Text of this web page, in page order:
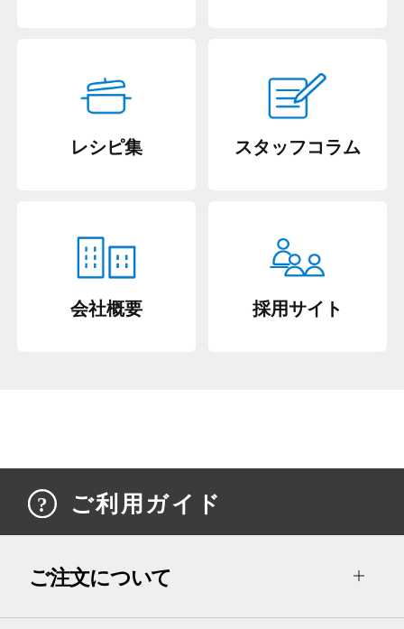
レシピ集 スタッフコラム
会社概要 採用サイト
ご利用ガイド
ご注文について